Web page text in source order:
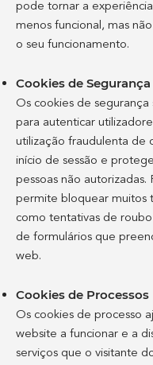
pode tornar a
menos funcional, mas
o seu funcionamento.
Cookies de Segurança
Os cookies de segurança
para autenticar
utilização fraudulenta de
início de sessão e
pessoas não autorizadas.
permite bloquear muitos
como tentativas de
de formulários que
web.
Cookies de Processos
Os cookies de processo
website a funcionar e a
serviços que o visitante